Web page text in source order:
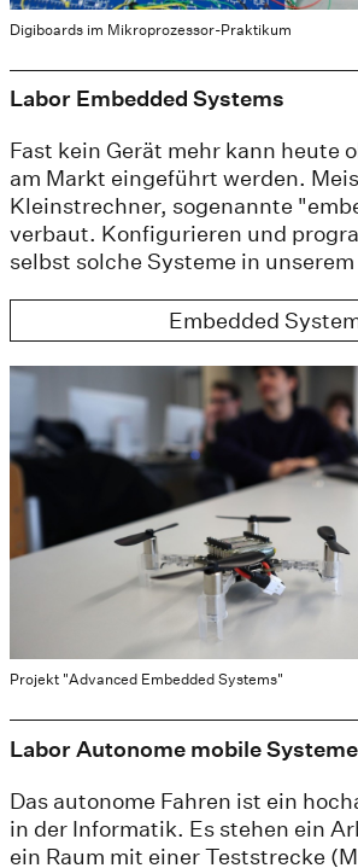
Digiboards im Mikroprozessor-Praktikum
Labor Embedded Systems
Fast kein Gerät mehr kann heute
am Markt eingeführt werden.
Kleinstrechner, sogenannte
verbaut. Konfigurieren und
selbst solche Systeme in unserem
Embedded
Projekt "Advanced Embedded Systems"
Labor Autonome mobile Systeme
Das autonome Fahren ist ein
in der Informatik. Es stehen ein
ein Raum mit einer Teststrecke